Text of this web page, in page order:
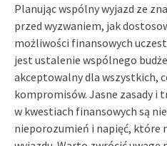
Planując wspólny wyjazd ze
przed wyzwaniem, jak
możliwości finansowych
jest ustalenie wspólnego
akceptowalny dla wszystkich,
kompromisów. Jasne zasady i
w kwestiach finansowych są
nieporozumień i napięć, które